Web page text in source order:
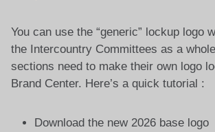
You can use the “generic” lockup logo
the Intercountry Committees as a
sections need to make their own logo
Brand Center. Here’s a quick tutorial :
Download the new 2026 base logo